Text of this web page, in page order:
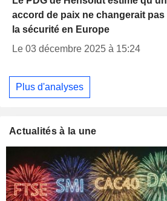
accord de paix ne changerait pas
la sécurité en Europe
Le 03 décembre 2025 à 15:24
Plus d'analyses
Actualités à la une